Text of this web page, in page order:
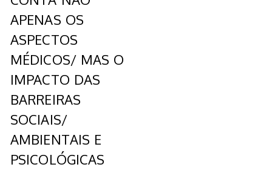
APENAS OS
ASPECTOS
MÉDICOS/ MAS O
IMPACTO DAS
BARREIRAS
SOCIAIS/
AMBIENTAIS E
PSICOLÓGICAS